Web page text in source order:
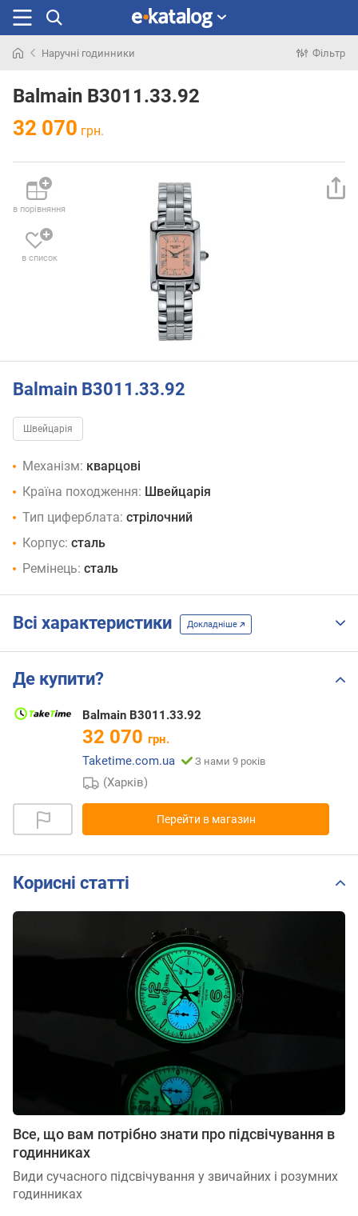
раніше
Наручні годинники Фільтр
Balmain B3011.33.92
32 070 грн.
в порівняння
в список
Balmain B3011.33.92
Швейцарія
Механізм: кварцові
Країна походження: Швейцарія
Тип циферблата: стрілочний
Корпус: сталь
Ремінець: сталь
Всі характеристики Докладніше
Де купити?
Balmain B3011.33.92
32 070 грн.
Taketime.com.ua
З нами 9 років
(Харків)
Перейти в магазин
Корисні статті
Все, що вам потрібно знати про підсвічування в
годинниках
Види сучасного підсвічування у звичайних і розумних
годинниках